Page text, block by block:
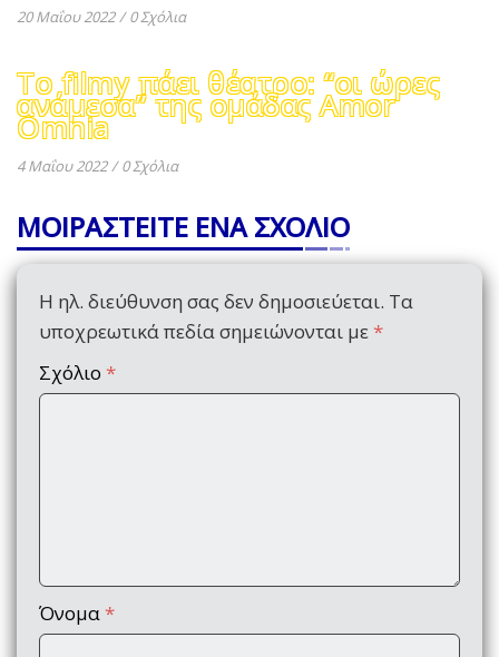
20 Μαΐου 2022 / 0 Σχόλια
Το filmy πάει θέατρο: “οι ώρες
ανάμεσα” της ομάδας Αmor
Omnia
4 Μαΐου 2022 / 0 Σχόλια
ΜΟΙΡΑΣΤΕΙΤΕ ΕΝΑ ΣΧΟΛΙΟ
Η ηλ. διεύθυνση σας δεν δημοσιεύεται. Τα
υποχρεωτικά πεδία σημειώνονται με *
Σχόλιο *
Όνομα *